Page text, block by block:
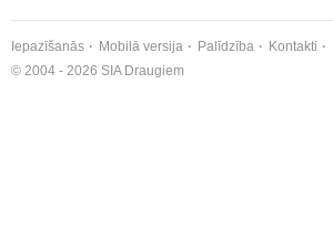
Iepazīšanās Mobilā versija Palīdzība Kontakti
© 2004 - 2026 SIA Draugiem